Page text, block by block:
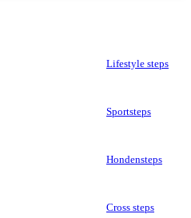
Lifestyle steps
Sportsteps
Hondensteps
Cross steps